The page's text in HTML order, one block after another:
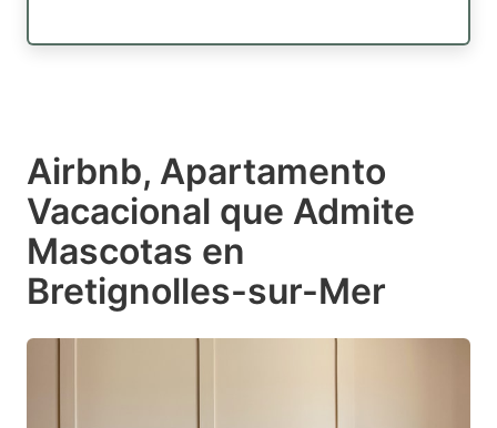
Airbnb, Apartamento
Vacacional que Admite
Mascotas en
Bretignolles-sur-Mer